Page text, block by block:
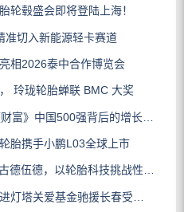
轮毂盛会即将登陆上海！
准切入新能源轻卡赛道
相2026泰中合作博览会
玲珑轮胎蝉联 BMC 大奖
》中国500强背后的增长逻辑
胎携手小鹏L03全球上市
德，以轮胎科技挑战性能边界
关爱基金驰援长春受灾门店